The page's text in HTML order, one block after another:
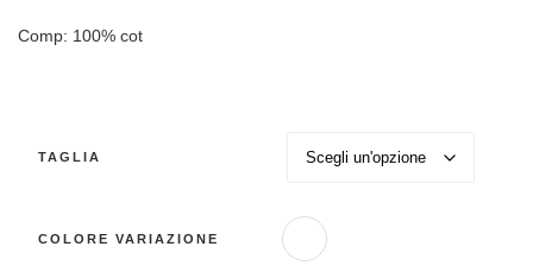
Comp: 100% cot
TAGLIA
COLORE VARIAZIONE